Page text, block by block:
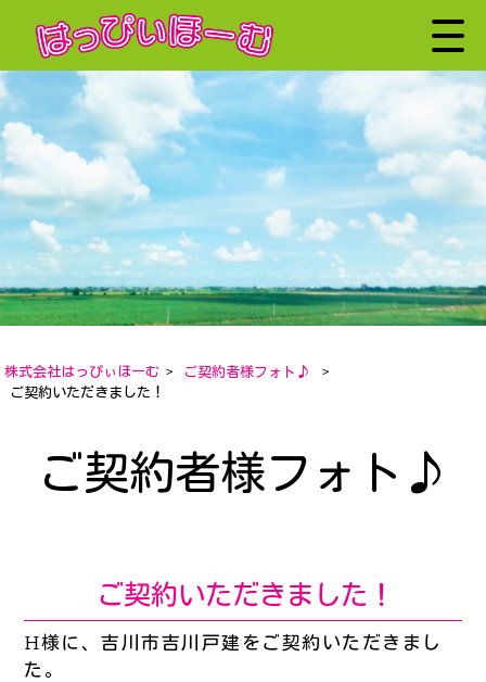
株式会社はっぴぃほーむ > ご契約者様フォト♪
>
ご契約いただきました！
ご契約者様フォト♪
ご契約いただきました！
H様に、吉川市吉川戸建をご契約いただきまし
た。